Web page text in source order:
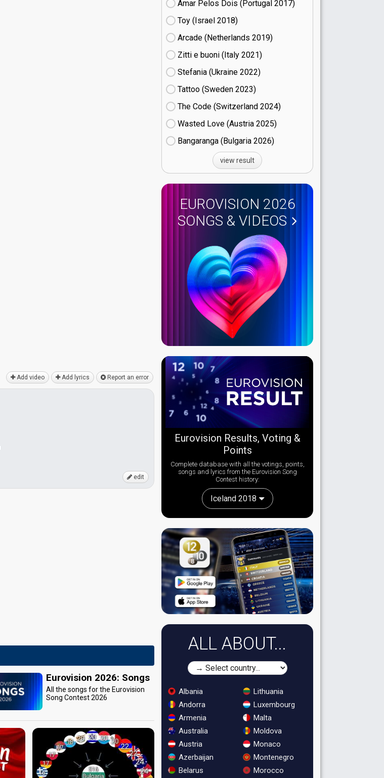
Add video Add lyrics Report an error
edit
Eurovision 2026: Songs
All the songs for the Eurovision
Song Contest 2026
Amar Pelos Dois (Portugal
17)
Toy (Israel
18)
Arcade (Netherlands
19)
Zitti e buoni​ (Italy
21)
Stefania (Ukraine
22)
Tattoo (Sweden
23)
The Code (Switzerland
24)
Wasted Love (Austria
25)
Bangaranga (Bulgaria
26)
view result
EUROVISION 2026
SONGS & VIDEOS
Eurovision Results, Voting &
Points
Complete database with all the votings, points,
songs and lyrics from the Eurovision Song
Contest history:
Iceland 2018
ALL ABOUT...
Albania
Andorra
Armenia
Australia
Austria
Azerbaijan
Belarus
Lithuania
Luxembourg
Malta
Moldova
Monaco
Montenegro
Morocco